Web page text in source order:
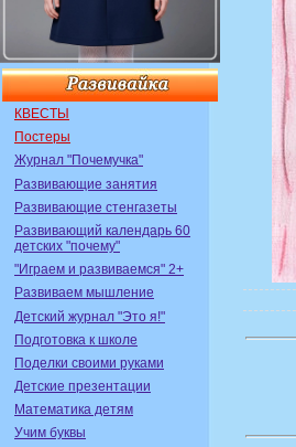
КВЕСТЫ
Постеры
Журнал "Почемучка"
Развивающие занятия
Развивающие стенгазеты
Развивающий календарь 60
детских "почему"
"Играем и развиваемся" 2+
Развиваем мышление
Детский журнал "Это я!"
Подготовка к школе
Поделки своими руками
Детские презентации
Математика детям
Учим буквы